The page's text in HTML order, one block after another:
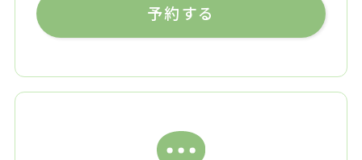
予約する